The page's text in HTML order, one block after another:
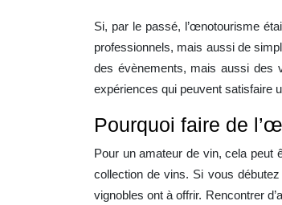
Si, par le passé, l’œnotourisme
professionnels, mais aussi de
des évènements, mais aussi des
expériences qui peuvent satisfaire
Pourquoi faire de
Pour un amateur de vin, cela peut
collection de vins. Si vous
vignobles ont à offrir. Rencontrer